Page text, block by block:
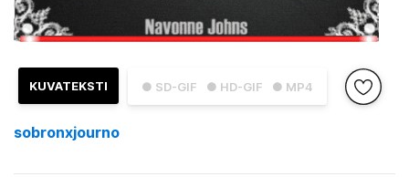
● SD-GIF ● HD-GIF ● MP4
KUVATEKSTI
sobronxjourno